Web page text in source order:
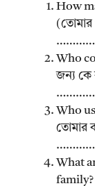
How
(তোমার
Who
জন্য কে
Who
তোমার
What
family?